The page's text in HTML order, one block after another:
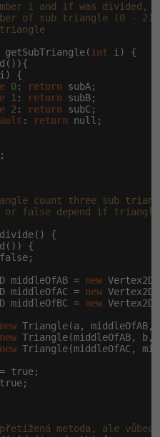
i and if was divided,
of sub triangle (0 - 2)
int i) {
{
0: return subA;
1 : return subB;
2 : return subC;
: return null;
count three sub
or false depend if
divide() {
{
false;
middleOfAB =
new
middleOfAC =
new
middleOfBC =
new
new Triangle(a, middleOfAB,
new Triangle(middleOfAB, b,
new Triangle(middleOfAC,
true;
true;
metoda, ale vůbec